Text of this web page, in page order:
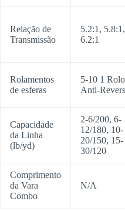
Relação de
Transmissão
5.2:1, 5.8:1,
6.2:1
Rolamentos
de esferas
5-10 1 Rolo
Anti-
Capacidade
da Linha
(lb/yd)
2-6/200, 6-
12/180, 10-
20/150, 15-
30/120
Comprimento
da Vara
Combo
N/A